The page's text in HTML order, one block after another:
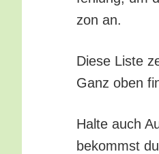
zon an.
Die­se Lis­te
Ganz oben
Hal­te auch
bekommst